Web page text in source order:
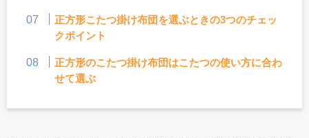
正方形こたつ掛け布団を選ぶときの3つのチェッ
クポイント
正方形のこたつ掛け布団はこたつの使い方に合わ
せて選ぶ